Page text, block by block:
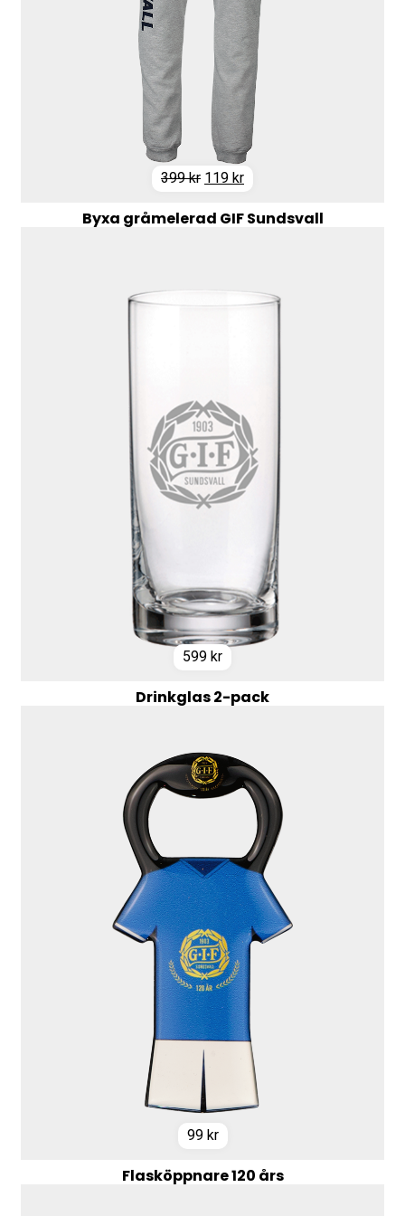
399kr Det
priset
119 krDet
priset
Byxa gråmelerad GIF Sundsvall
599 kr
Drinkglas 2-pack
99 kr
Flasköppnare 120 års